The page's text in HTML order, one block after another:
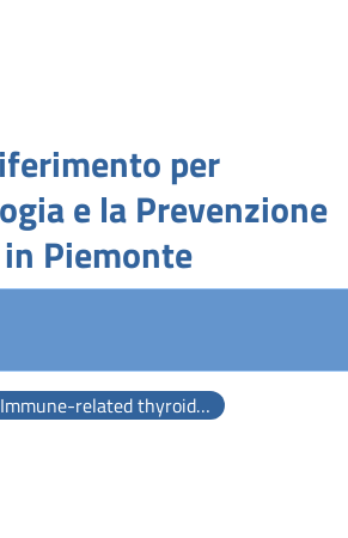
per
e la Prevenzione
Piemonte
Immune-related thyroid dysfunctions during anti PD-1/PD-L1 inhibitors: new evidence from a single centre experience.